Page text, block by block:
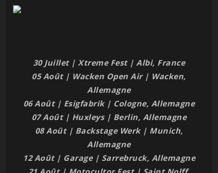
30 Juillet | Xtreme Fest | Albi, France
05 Août | Wacken Open Air | Wacken,
Allemagne
06 Août | Esigfabrik | Cologne, Allemagne
07 Août | Huxleys | Berlin, Allemagne
08 Août | Backstage Werk | Munich,
Allemagne
12 Août | Garage | Sarrebruck, Allemagne